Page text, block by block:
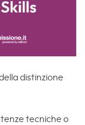
distinzione
tecniche o